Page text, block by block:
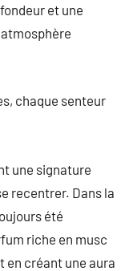
et une
chaque senteur
une signature
recentrer. Dans la
été
riche en musc
en créant une aura